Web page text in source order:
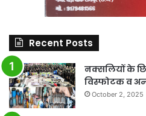
Recent Posts
नक्सलियों के
विस्फोटक व
October 2, 2025